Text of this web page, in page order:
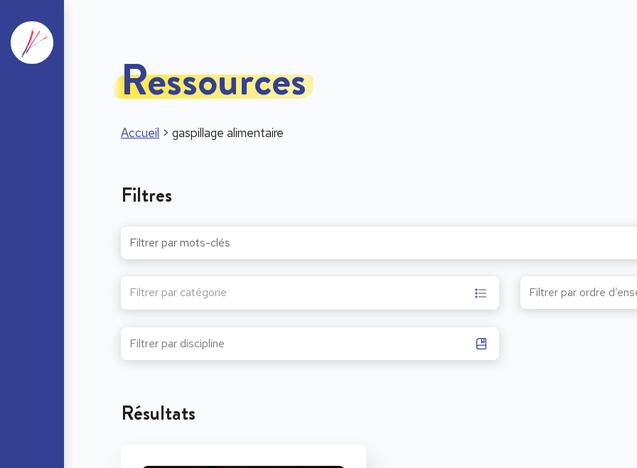
Ressources
Accueil > gaspillage alimentaire
Filtres
Filtrer par catégorie
Résultats